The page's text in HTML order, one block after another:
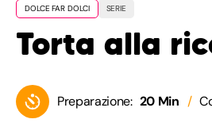
DOLCE FAR DOLCI SERIE
Torta alla
Preparazione: 20 Min